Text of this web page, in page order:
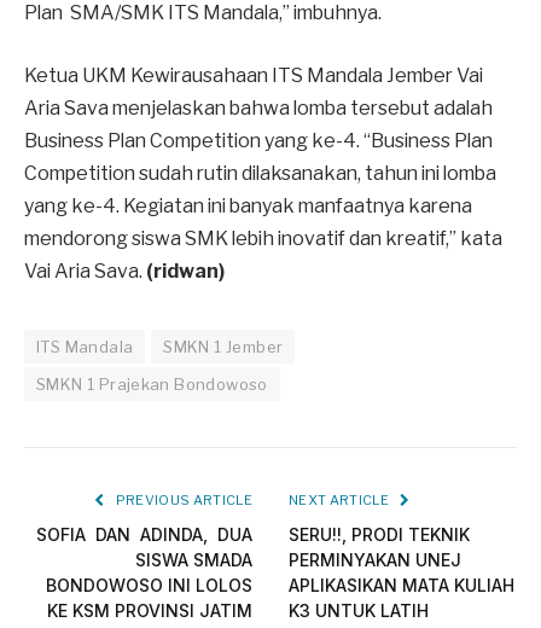
Plan SMA/SMK ITS Mandala,” imbuhnya.
Ketua UKM Kewirausahaan ITS Mandala Jember Vai
Aria Sava menjelaskan bahwa lomba tersebut adalah
Business Plan Competition yang ke-4. “Business Plan
Competition sudah rutin dilaksanakan, tahun ini lomba
yang ke-4. Kegiatan ini banyak manfaatnya karena
mendorong siswa SMK lebih inovatif dan kreatif,” kata
Vai Aria Sava. (ridwan)
ITS Mandala
SMKN 1 Jember
SMKN 1 Prajekan Bondowoso
PREVIOUS ARTICLE
SOFIA DAN ADINDA, DUA
SISWA SMADA
BONDOWOSO INI LOLOS
KE KSM PROVINSI JATIM
NEXT ARTICLE
SERU!!, PRODI TEKNIK
PERMINYAKAN UNEJ
APLIKASIKAN MATA KULIAH
K3 UNTUK LATIH